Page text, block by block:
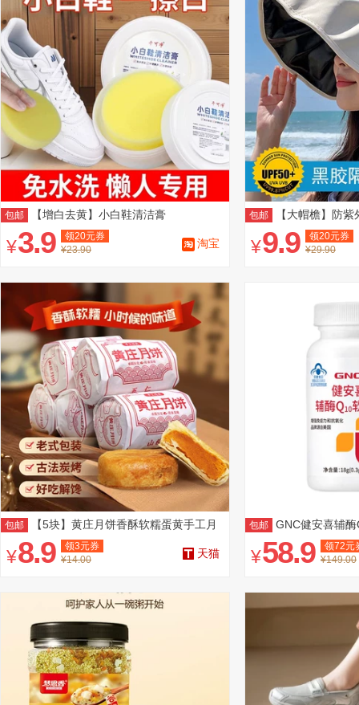
包邮 【增白去黄】小白鞋清洁膏
¥3.9 领20元券
¥23.90
淘宝
包邮 【大帽檐】防
¥9.9 领20元券
¥29.90
包邮
【5块】黄庄月饼香酥软糯蛋黄手工月
¥8.9 领3元券
¥14.00
天猫
包邮
GNC健安喜辅
¥58.9 领72元
¥149.00